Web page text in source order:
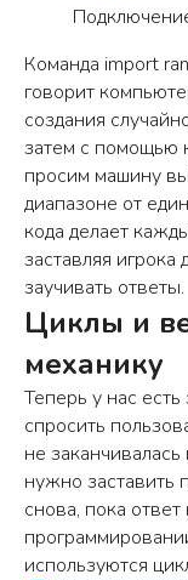
Команда import
говорит
создания
затем с помощью
просим машину
диапазоне от
кода делает
заставляя игрока
заучивать ответы.
Циклы и
механику
Теперь у нас
спросить
не
нужно заставить
снова, пока
используются